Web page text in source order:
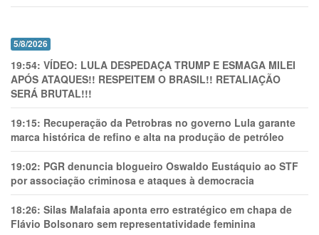
5/8/2026
19:54: VÍDEO: LULA DESPEDAÇA TRUMP E ESMAGA MILEI
APÓS ATAQUES!! RESPEITEM O BRASIL!! RETALIAÇÃO
SERÁ BRUTAL!!!
19:15: Recuperação da Petrobras no governo Lula garante
marca histórica de refino e alta na produção de petróleo
19:02: PGR denuncia blogueiro Oswaldo Eustáquio ao STF
por associação criminosa e ataques à democracia
18:26: Silas Malafaia aponta erro estratégico em chapa de
Flávio Bolsonaro sem representatividade feminina